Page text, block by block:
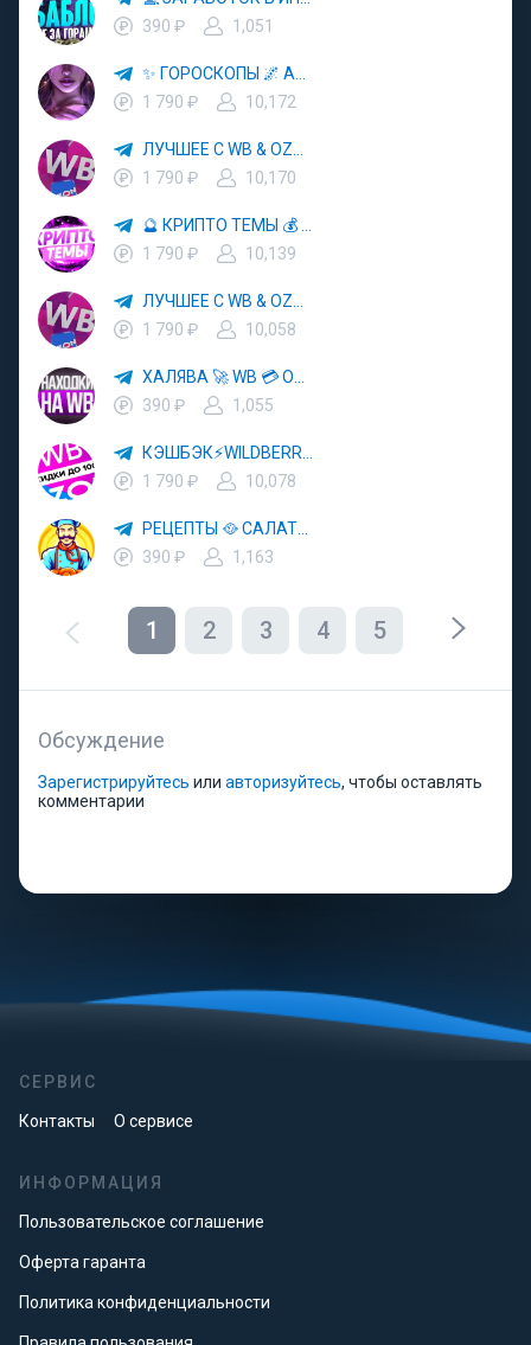
390 ₽
1,051
1 790 ₽
10,172
1 790 ₽
10,170
1 790 ₽
10,139
1 790 ₽
10,058
390 ₽
1,055
1 790 ₽
10,078
390 ₽
1,163
1 2 3 4 5
Обсуждение
Зарегистрируйтесь или авторизуйтесь, чтобы оставлять
комментарии
СЕРВИС
Контакты О сервисе
ИНФОРМАЦИЯ
Пользовательское соглашение
Оферта гаранта
Политика конфиденциальности